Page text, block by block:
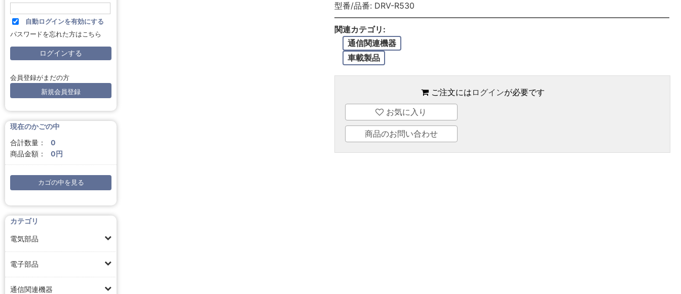
自動ログインを有効にする
パスワードを忘れた方はこちら
会員登録がまだの方
新規会員登録
現在のかごの中
合計数量：
0
商品金額：
0円
カゴの中を見る
カテゴリ
電気部品
電子部品
通信関連機器
型番/品番: DRV-R530
関連カテゴリ:
通信関連機器
車載製品
ご注文には ログインが必要です
お気に入り
商品のお問い合わせ